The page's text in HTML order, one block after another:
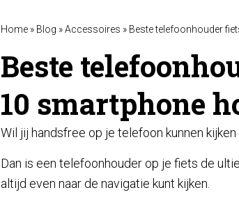
Home » Blog »Accessoires » Beste telefoonhouder
Beste
10 smartphone
Wil jij handsfree op je telefoon kunnen
Dan is een telefoonhouder op je fiets de
altijd even naar de navigatie kunt kijken.